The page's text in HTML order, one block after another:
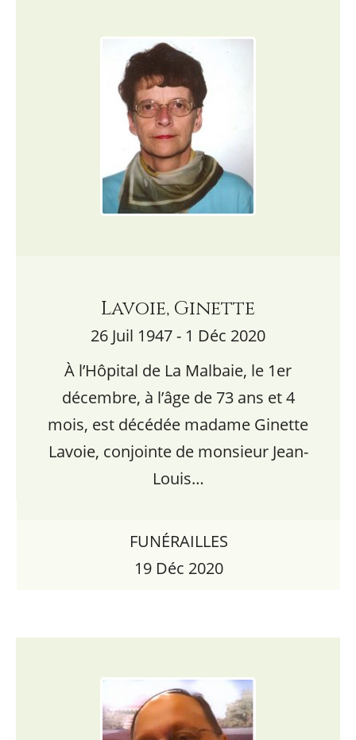
Lavoie, Ginette
26 Juil 1947 - 1 Déc 2020
À l’Hôpital de La Malbaie, le 1er
décembre, à l’âge de 73 ans et 4
mois, est décédée madame Ginette
Lavoie, conjointe de monsieur Jean-
Louis…
FUNÉRAILLES
19 Déc 2020